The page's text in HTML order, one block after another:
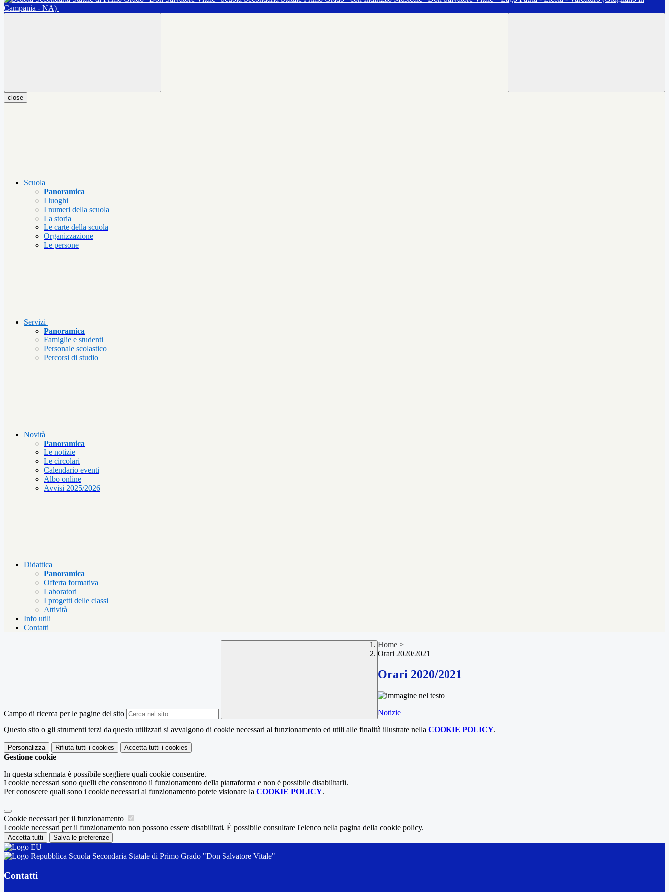
Campania - NA)
close
Scuola
Panoramica
I luoghi
I numeri della scuola
La storia
Le carte della scuola
Organizzazione
Le persone
Servizi
Panoramica
Famiglie e studenti
Personale scolastico
Percorsi di studio
Novità
Panoramica
Le notizie
Le circolari
Calendario eventi
Albo online
Avvisi 2025/2026
Didattica
Panoramica
Offerta formativa
Laboratori
I progetti delle classi
Attività
Info utili
Contatti
Campo di ricerca per le pagine del sito
Home >
Orari 2020/2021
Orari 2020/2021
Notizie
Questo sito o gli strumenti terzi da questo utilizzati si avvalgono di cookie necessari al funzionamento ed utili alle finalità illustrate nella COOKIE POLICY.
Personalizza Rifiuta tutti i cookies Accetta tutti i cookies
Gestione cookie
In questa schermata è possibile scegliere quali cookie consentire.
I cookie necessari sono quelli che consentono il funzionamento della piattaforma e non è possibile disabilitarli.
Per conoscere quali sono i cookie necessari al funzionamento potete visionare la COOKIE POLICY.
Cookie necessari per il funzionamento
I cookie necessari per il funzionamento non possono essere disabilitati. È possibile consultare l'elenco nella pagina della cookie policy.
Accetta tutti Salva le preferenze
Scuola Secondaria Statale di Primo Grado "Don Salvatore Vitale"
Contatti